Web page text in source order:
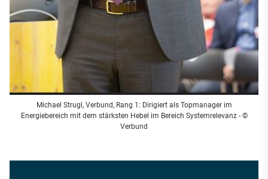
Michael Strugl, Verbund, Rang 1: Dirigiert als Topmanager im
Energiebereich mit dem stärksten Hebel im Bereich Systemrelevanz - ©
Verbund